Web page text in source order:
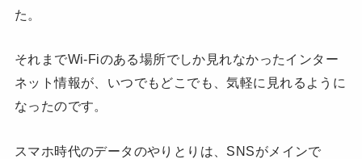
た。
それまでWi-Fiのある場所でしか見れなかったインター
ネット情報が、いつでもどこでも、気軽に見れるように
なったのです。
スマホ時代のデータのやりとりは、SNSがメインで